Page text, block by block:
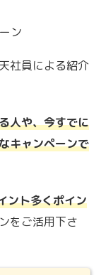
社員による紹介
人や、今すでに
キャンペーンで
ント多くポイン
をご活用下さ